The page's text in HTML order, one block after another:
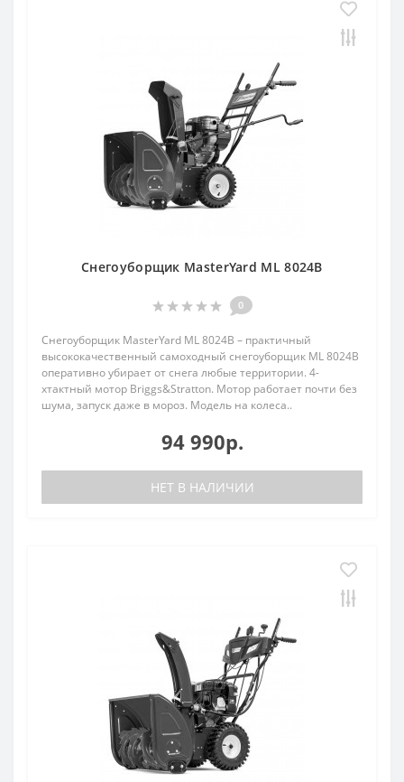
Снегоуборщик MasterYard ML 8024B
0
Снегоуборщик MasterYard ML 8024B – практичный
высококачественный самоходный снегоуборщик ML 8024B
оперативно убирает от снега любые территории. 4-
хтактный мотор Briggs&Stratton. Мотор работает почти без
шума, запуск даже в мороз. Модель на колеса..
94 990р.
НЕТ В НАЛИЧИИ